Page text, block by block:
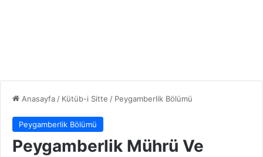
Anasayfa/ Kütüb-i Sitte / Peygamberlik Bölümü
Peygamberlik Bölümü
Peygamberlik Mührü Ve